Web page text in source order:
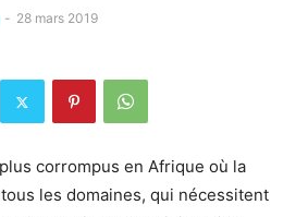
- 28 mars 2019
corrompus en Afrique où la
les domaines, qui nécessitent